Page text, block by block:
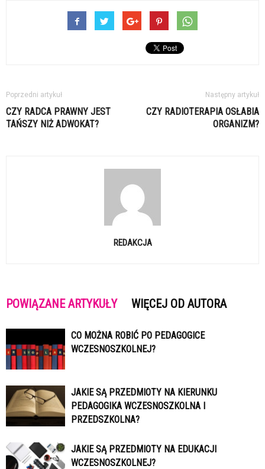
Poprzedni artykuł
CZY RADCA PRAWNY JEST
TAŃSZY NIŻ ADWOKAT?
Następny artykuł
CZY RADIOTERAPIA OSŁABIA
ORGANIZM?
REDAKCJA
POWIĄZANE ARTYKUŁY WIĘCEJ OD AUTORA
CO MOŻNA ROBIĆ PO PEDAGOGICE
WCZESNOSZKOLNEJ?
JAKIE SĄ PRZEDMIOTY NA KIERUNKU
PEDAGOGIKA WCZESNOSZKOLNA I
PRZEDSZKOLNA?
JAKIE SĄ PRZEDMIOTY NA EDUKACJI
WCZESNOSZKOLNEJ?